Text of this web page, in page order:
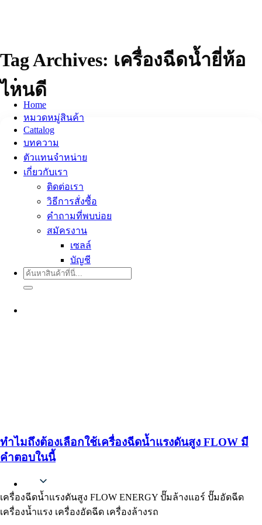
Home
หมวดหมู่สินค้า
Cattalog
บทความ
ตัวแทนจำหน่าย
เกี่ยวกับเรา
ติดต่อเรา
วิธีการสั่งซื้อ
คำถามที่พบบ่อย
สมัครงาน
เซลล์
บัญชี
ค้นหา:
Tag Archives: เครื่องฉีดน้ำยี่ห้อ
ไหนดี
ทำไมถึงต้องเลือกใช้เครื่องฉีดน้ำแรงดันสูง FLOW มี
คำตอบในนี้
เครื่องฉีดน้ำแรงดันสูง FLOW ENERGY ปั๊มล้างแอร์ ปั๊มอัดฉีด
เครื่องน้ำแรง เครื่องอัดฉีด เครื่องล้างรถ